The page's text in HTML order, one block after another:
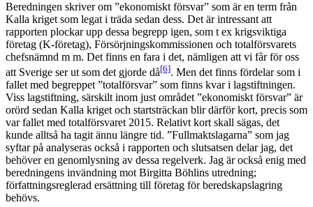
Beredningen skriver om ”ekonomiskt försvar” som är en term från
Kalla kriget som legat i träda sedan dess. Det är intressant att
rapporten plockar upp dessa begrepp igen, som t ex krigsviktiga
företag (K-företag), Försörjningskommissionen och totalförsvarets
chefsnämnd m m. Det finns en fara i det, nämligen att vi får för oss
att Sverige ser ut som det gjorde då[6]. Men det finns fördelar som i
fallet med begreppet ”totalförsvar” som finns kvar i lagstiftningen.
Viss lagstiftning, särskilt inom just området ”ekonomiskt försvar” är
orörd sedan Kalla kriget och startsträckan blir därför kort, precis som
var fallet med totalförsvaret 2015. Relativt kort skall sägas, det
kunde alltså ha tagit ännu längre tid. ”Fullmaktslagarna” som jag
syftar på analyseras också i rapporten och slutsatsen delar jag, det
behöver en genomlysning av dessa regelverk. Jag är också enig med
beredningens invändning mot Birgitta Böhlins utredning;
författningsreglerad ersättning till företag för beredskapslagring
behövs.